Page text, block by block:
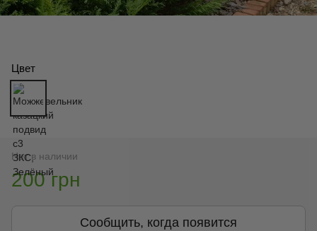
Цвет
Нет в наличии
200 грн
Сообщить, когда появится